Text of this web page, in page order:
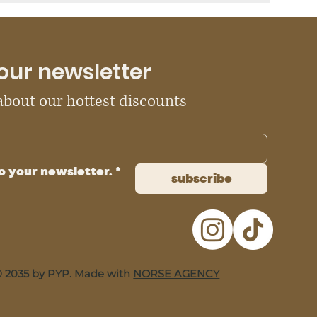
newsletter
our hottest discounts
your newsletter. * subscribe
2035 by PYP. Made with NORSE AGENCY